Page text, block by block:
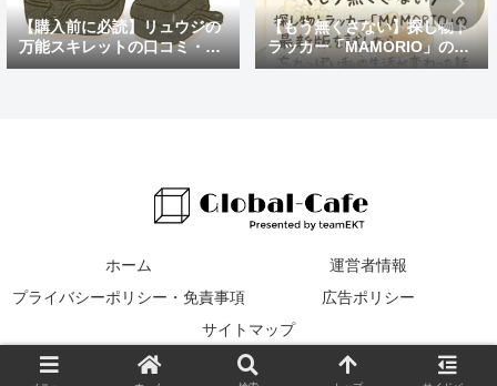
【購入前に必読】リュウジの
万能スキレットの口コミ・評
判まとめ｜後悔しないための
【もう無くさない】探し物ト
ラッカー「MAMORIO」の最
新版を試したら、忘れっぽい
ホーム
運営者情報
プライバシーポリシー・免責事項
広告ポリシー
サイトマップ
© 2016 Global Cafe.